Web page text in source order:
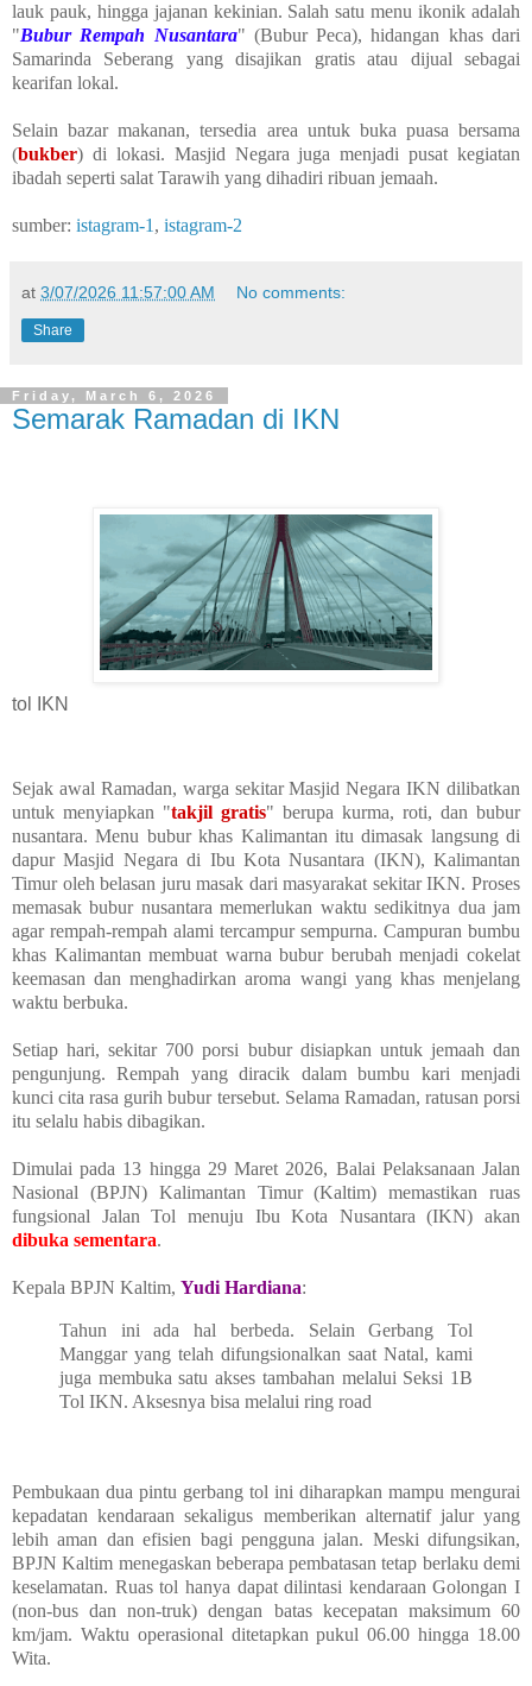
lauk pauk, hingga jajanan kekinian. Salah satu menu ikonik adalah
"Bubur Rempah Nusantara" (Bubur Peca), hidangan khas dari
Samarinda Seberang yang disajikan gratis atau dijual sebagai
kearifan lokal.
Selain bazar makanan, tersedia area untuk buka puasa bersama
(bukber) di lokasi. Masjid Negara juga menjadi pusat kegiatan
ibadah seperti salat Tarawih yang dihadiri ribuan jemaah.
sumber: istagram-1 , istagram-2
at 3/07/2026 11:57:00 AM No comments:
Share
Friday, March 6, 2026
Semarak Ramadan di IKN
tol IKN
Sejak awal Ramadan, warga sekitar Masjid Negara IKN dilibatkan
untuk menyiapkan "takjil gratis" berupa kurma, roti, dan bubur
nusantara. Menu bubur khas Kalimantan itu dimasak langsung di
dapur Masjid Negara di Ibu Kota Nusantara (IKN), Kalimantan
Timur oleh belasan juru masak dari masyarakat sekitar IKN. Proses
memasak bubur nusantara memerlukan waktu sedikitnya dua jam
agar rempah-rempah alami tercampur sempurna. Campuran bumbu
khas Kalimantan membuat warna bubur berubah menjadi cokelat
keemasan dan menghadirkan aroma wangi yang khas menjelang
waktu berbuka.
Setiap hari, sekitar 700 porsi bubur disiapkan untuk jemaah dan
pengunjung. Rempah yang diracik dalam bumbu kari menjadi
kunci cita rasa gurih bubur tersebut. Selama Ramadan, ratusan porsi
itu selalu habis dibagikan.
Dimulai pada 13 hingga 29 Maret 2026, Balai Pelaksanaan Jalan
Nasional (BPJN) Kalimantan Timur (Kaltim) memastikan ruas
fungsional Jalan Tol menuju Ibu Kota Nusantara (IKN) akan
dibuka sementara.
Kepala BPJN Kaltim, Yudi Hardiana:
Tahun ini ada hal berbeda. Selain Gerbang Tol
Manggar yang telah difungsionalkan saat Natal, kami
juga membuka satu akses tambahan melalui Seksi 1B
Tol IKN. Aksesnya bisa melalui ring road
Pembukaan dua pintu gerbang tol ini diharapkan mampu mengurai
kepadatan kendaraan sekaligus memberikan alternatif jalur yang
lebih aman dan efisien bagi pengguna jalan. Meski difungsikan,
BPJN Kaltim menegaskan beberapa pembatasan tetap berlaku demi
keselamatan. Ruas tol hanya dapat dilintasi kendaraan Golongan I
(non-bus dan non-truk) dengan batas kecepatan maksimum 60
km/jam. Waktu operasional ditetapkan pukul 06.00 hingga 18.00
Wita.